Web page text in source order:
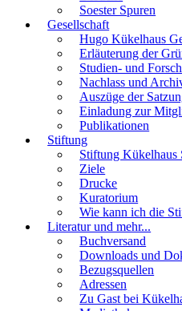
Soester Spuren
Gesellschaft
Hugo Kükelhaus
Erläuterung der
Studien- und
Nachlass und
Auszüge der
Einladung zur
Publikationen
Stiftung
Stiftung Kükelhaus
Ziele
Drucke
Kuratorium
Wie kann ich die
Literatur und mehr...
Buchversand
Downloads und
Bezugsquellen
Adressen
Zu Gast bei